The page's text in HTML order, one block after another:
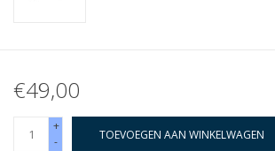
€49,00
+
-
TOEVOEGEN AAN WINKELWAGEN